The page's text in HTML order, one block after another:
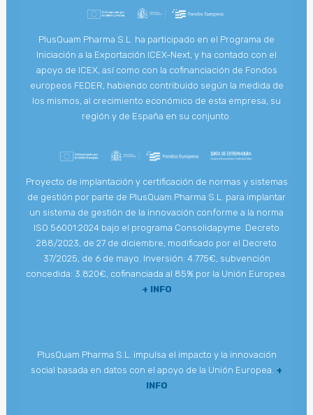
PlusQuam Pharma S.L. ha participado en el Programa de
Iniciación a la Exportación ICEX-Next, y ha contado con el
apoyo de ICEX, así como con la cofinanciación de Fondos
europeos FEDER, habiendo contribuido según la medida de
los mismos, al crecimiento económico de esta empresa, su
región y de España en su conjunto.
Proyecto de implantación y certificación de normas y sistemas
de gestión por parte de PlusQuam Pharma S.L. para implantar
un sistema de gestión de la innovación conforme a la norma
ISO 56001:2024 bajo el programa Consolidapyme. Decreto
288/2023, de 27 de diciembre, modificado por el Decreto
37/2025, de 6 de mayo. Inversión: 4.775€, subvención
concedida: 3.820€, cofinanciada al 85% por la Unión Europea.
+ INFO
PlusQuam Pharma S.L. impulsa el impacto y la innovación
social basada en datos con el apoyo de la Unión Europea. +
INFO